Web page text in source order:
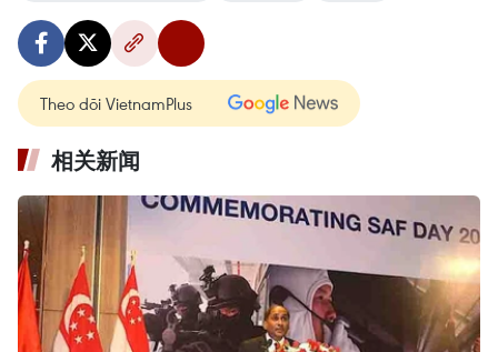
Theo dõi VietnamPlus
相关新闻